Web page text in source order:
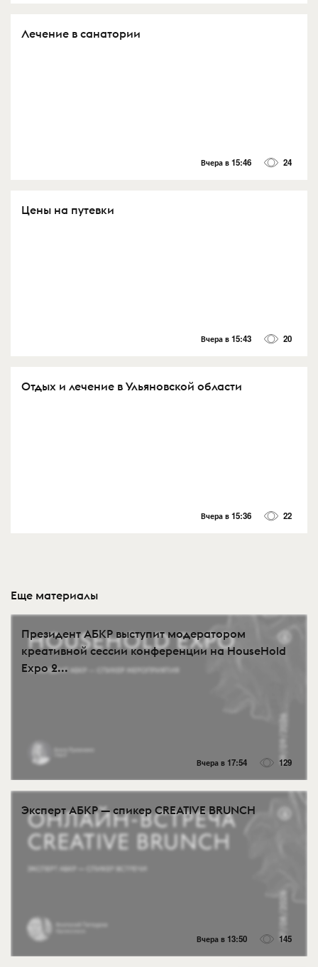
Лечение в санатории
Вчера в 15:46 24
Цены на путевки
Вчера в 15:43 20
Отдых и лечение в Ульяновской области
Вчера в 15:36 22
Еще материалы
Президент АБКР выступит модератором
креативной сессии конференции на HouseHold
Expo 2...
Вчера в 17:54 129
Эксперт АБКР — спикер CREATIVE BRUNCH
Вчера в 13:50 145